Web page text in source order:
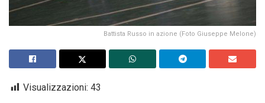
Battista Russo in azione (Foto Giuseppe Melone)
Visualizzazioni: 43